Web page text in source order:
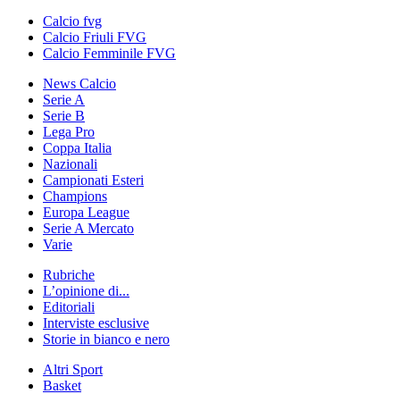
Calcio fvg
Calcio Friuli FVG
Calcio Femminile FVG
News Calcio
Serie A
Serie B
Lega Pro
Coppa Italia
Nazionali
Campionati Esteri
Champions
Europa League
Serie A Mercato
Varie
Rubriche
L’opinione di...
Editoriali
Interviste esclusive
Storie in bianco e nero
Altri Sport
Basket